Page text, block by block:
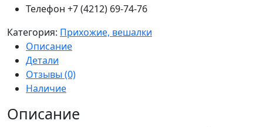
Телефон +7 (4212) 69-74-76
Категория: Прихожие, вешалки
Описание
Детали
Отзывы (0)
Наличие
Описание